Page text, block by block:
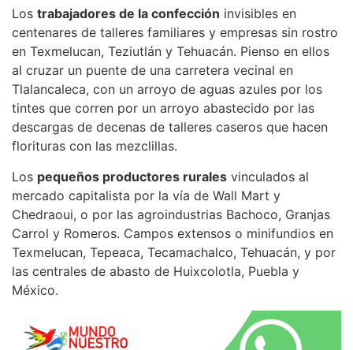
Los trabajadores de la confección invisibles en
centenares de talleres familiares y empresas sin rostro
en Texmelucan, Teziutlán y Tehuacán. Pienso en ellos
al cruzar un puente de una carretera vecinal en
Tlalancaleca, con un arroyo de aguas azules por los
tintes que corren por un arroyo abastecido por las
descargas de decenas de talleres caseros que hacen
florituras con las mezclillas.
Los pequeños productores rurales vinculados al
mercado capitalista por la vía de Wall Mart y
Chedraoui, o por las agroindustrias Bachoco, Granjas
Carrol y Romeros. Campos extensos o minifundios en
Texmelucan, Tepeaca, Tecamachalco, Tehuacán, y por
las centrales de abasto de Huixcolotla, Puebla y
México.